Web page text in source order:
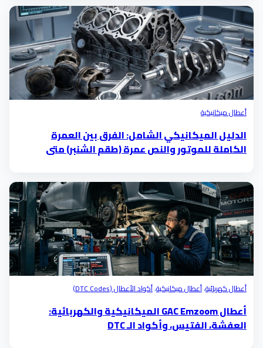
أعطال ميكانيكية
الدليل الميكانيكي الشامل: الفرق بين العمرة
الكاملة للموتور والنص عمرة (طقم الشنبر) متى
أعطال كهربائية،أعطال ميكانيكية،أكواد الأعطال (DTC Codes)
أعطال GAC Emzoom الميكانيكية والكهربائية:
العفشة، الفتيس، وأكواد الـ DTC